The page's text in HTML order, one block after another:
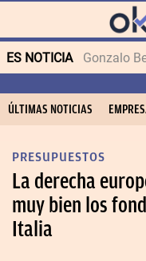
ES NOTICIA Gonzalo
ÚLTIMAS NOTICIAS
PRESUPUESTOS
La derecha
muy bien los
Italia